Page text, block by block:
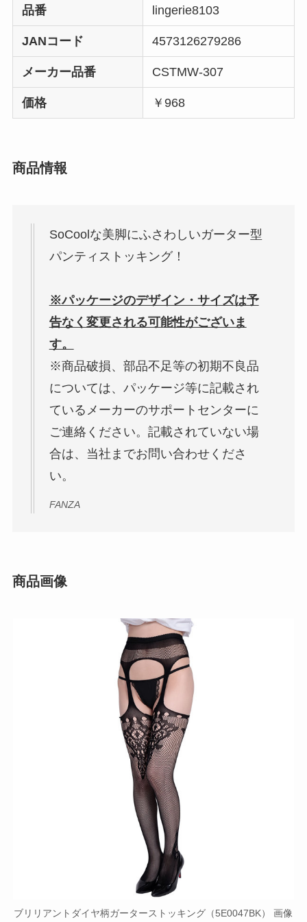
品番 lingerie8103
JANコード 4573126279286
メーカー品番 CSTMW-307
価格 ￥968
商品情報
SoCoolな美脚にふさわしいガーター型
パンティストッキング！
※パッケージのデザイン・サイズは予
告なく変更される可能性がございま
す。
※商品破損、部品不足等の初期不良品
については、パッケージ等に記載され
ているメーカーのサポートセンターに
ご連絡ください。記載されていない場
合は、当社までお問い合わせくださ
い。
FANZA
商品画像
ブリリアントダイヤ柄ガーターストッキング（5E0047BK） 画像